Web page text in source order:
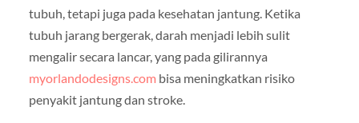
tubuh, tetapi juga pada kesehatan jantung. Ketika
tubuh jarang bergerak, darah menjadi lebih sulit
mengalir secara lancar, yang pada gilirannya
myorlandodesigns.com bisa meningkatkan risiko
penyakit jantung dan stroke.